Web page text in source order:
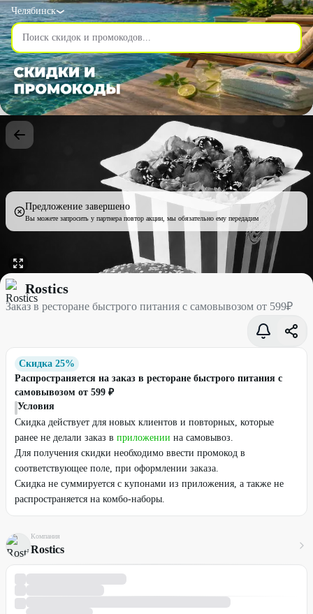
Челябинск
Предложение завершено
Вы можете запросить у партнера повтор акции, мы обязательно ему передадим
Заказ в ресторане быстрого питания с самовывозом от 599₽ со
Rostics
Заказ в ресторане быстрого питания с самовывозом от 599₽
Скидка 25%
Распространяется на заказ в ресторане быстрого питания с
самовывозом от 599 ₽
Условия
Скидка действует для новых клиентов и повторных, которые
ранее не делали заказ в приложении на самовывоз.
Для получения скидки необходимо ввести промокод в
соответствующее поле, при оформлении заказа.
Скидка не суммируется с купонами из приложения, а также не
распространяется на комбо-наборы.
Компания
Rostics